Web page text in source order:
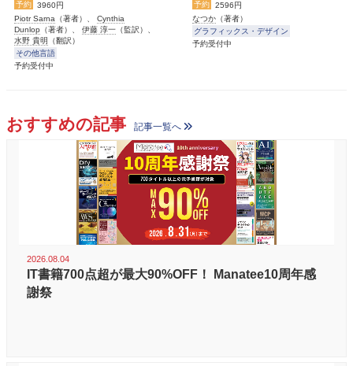
予約
3960円
Piotr Sarna （著者）、 Cynthia
Dunlop （著者）、 伊藤 淳一 （監訳）、
水野 貴明 （翻訳）
その他言語
予約受付中
予約
2596円
なつか （著者）
グラフィックス・デザイン
予約受付中
おすすめの記事 記事一覧へ
2026.08.04
IT書籍700点超が最大90%OFF！ Manatee10周年感
謝祭